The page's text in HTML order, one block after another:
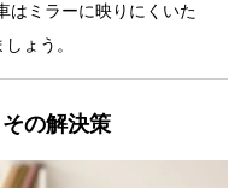
はミラーに映りにくいた
ょう。
の解決策